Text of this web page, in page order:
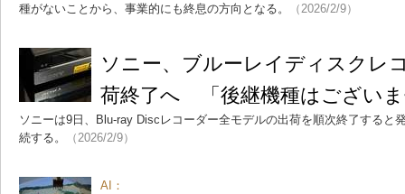
種がないことから、事業的にも終息の方向となる。
（2026/2/9）
ソニー、ブルーレイディスクレ
荷終了へ 「後継機種はござい
ソニーは9日、Blu-ray Discレコーダー全モデルの出荷を順次終了すると
続する。
（2026/2/9）
AI：